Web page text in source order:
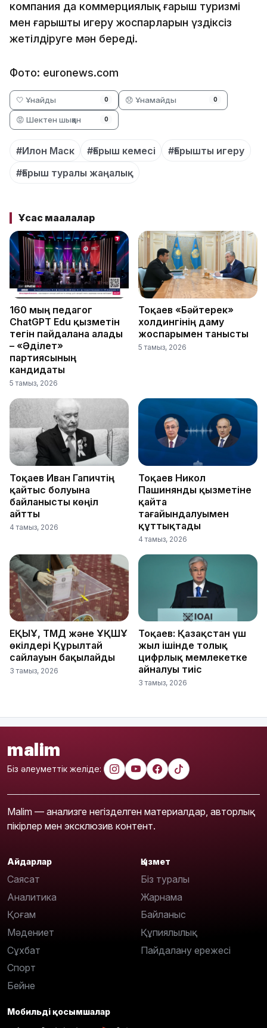
компания да коммерциялық ғарыш туризмі
мен ғарышты игеру жоспарларын үздіксіз
жетілдіруге мән береді.
Фото: euronews.com
🤍 Ұнайды 0 😞 Ұнамайды 0
😡 Шектен шыққан 0
#Илон Маск #Ғарыш кемесі
#Ғарышты игеру
#Ғарыш туралы жаңалық
Ұқсас мақалалар
160 мың педагог
ChatGPT Edu қызметін
тегін пайдалана алады
– «Әділет»
партиясының
кандидаты
5 тамыз, 2026
Тоқаев «Бәйтерек»
холдингінің даму
жоспарымен танысты
5 тамыз, 2026
Тоқаев Иван Гапичтің
қайтыс болуына
байланысты көңіл
айтты
4 тамыз, 2026
Тоқаев Никол
Пашинянды қызметіне
қайта
тағайындалуымен
құттықтады
4 тамыз, 2026
ЕҚЫҰ, ТМД және ҰҚШҰ
өкілдері Құрылтай
сайлауын бақылайды
3 тамыз, 2026
Тоқаев: Қазақстан үш
жыл ішінде толық
цифрлық мемлекетке
айналуы тиіс
3 тамыз, 2026
malim
Біз әлеуметтік желіде:
Malim — анализге негізделген материалдар, авторлық
пікірлер мен эксклюзив контент.
Айдарлар
Саясат
Аналитика
Қоғам
Мәдениет
Сұхбат
Спорт
Бейне
Қызмет
Біз туралы
Жарнама
Байланыс
Құпиялылық
Пайдалану ережесі
Мобильді қосымшалар